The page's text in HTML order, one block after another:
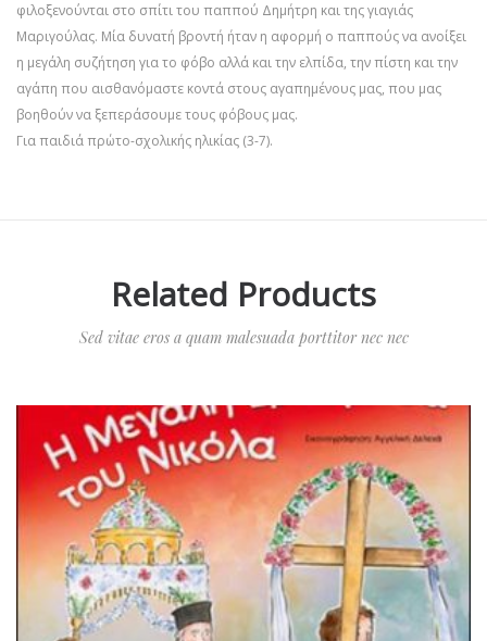
φιλοξενούνται στο σπίτι του παππού Δημήτρη και της γιαγιάς
Μαριγούλας. Μία δυνατή βροντή ήταν η αφορμή ο παππούς να ανοίξει
η μεγάλη συζήτηση για το φόβο αλλά και την ελπίδα, την πίστη και την
αγάπη που αισθανόμαστε κοντά στους αγαπημένους μας, που μας
βοηθούν να ξεπεράσουμε τους φόβους μας.
Για παιδιά πρώτο-σχολικής ηλικίας (3-7).
Related Products
Sed vitae eros a quam malesuada porttitor nec nec